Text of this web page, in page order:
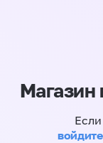
Магазин